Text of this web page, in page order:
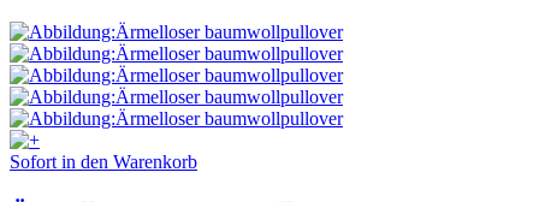
Sofort in den Warenkorb